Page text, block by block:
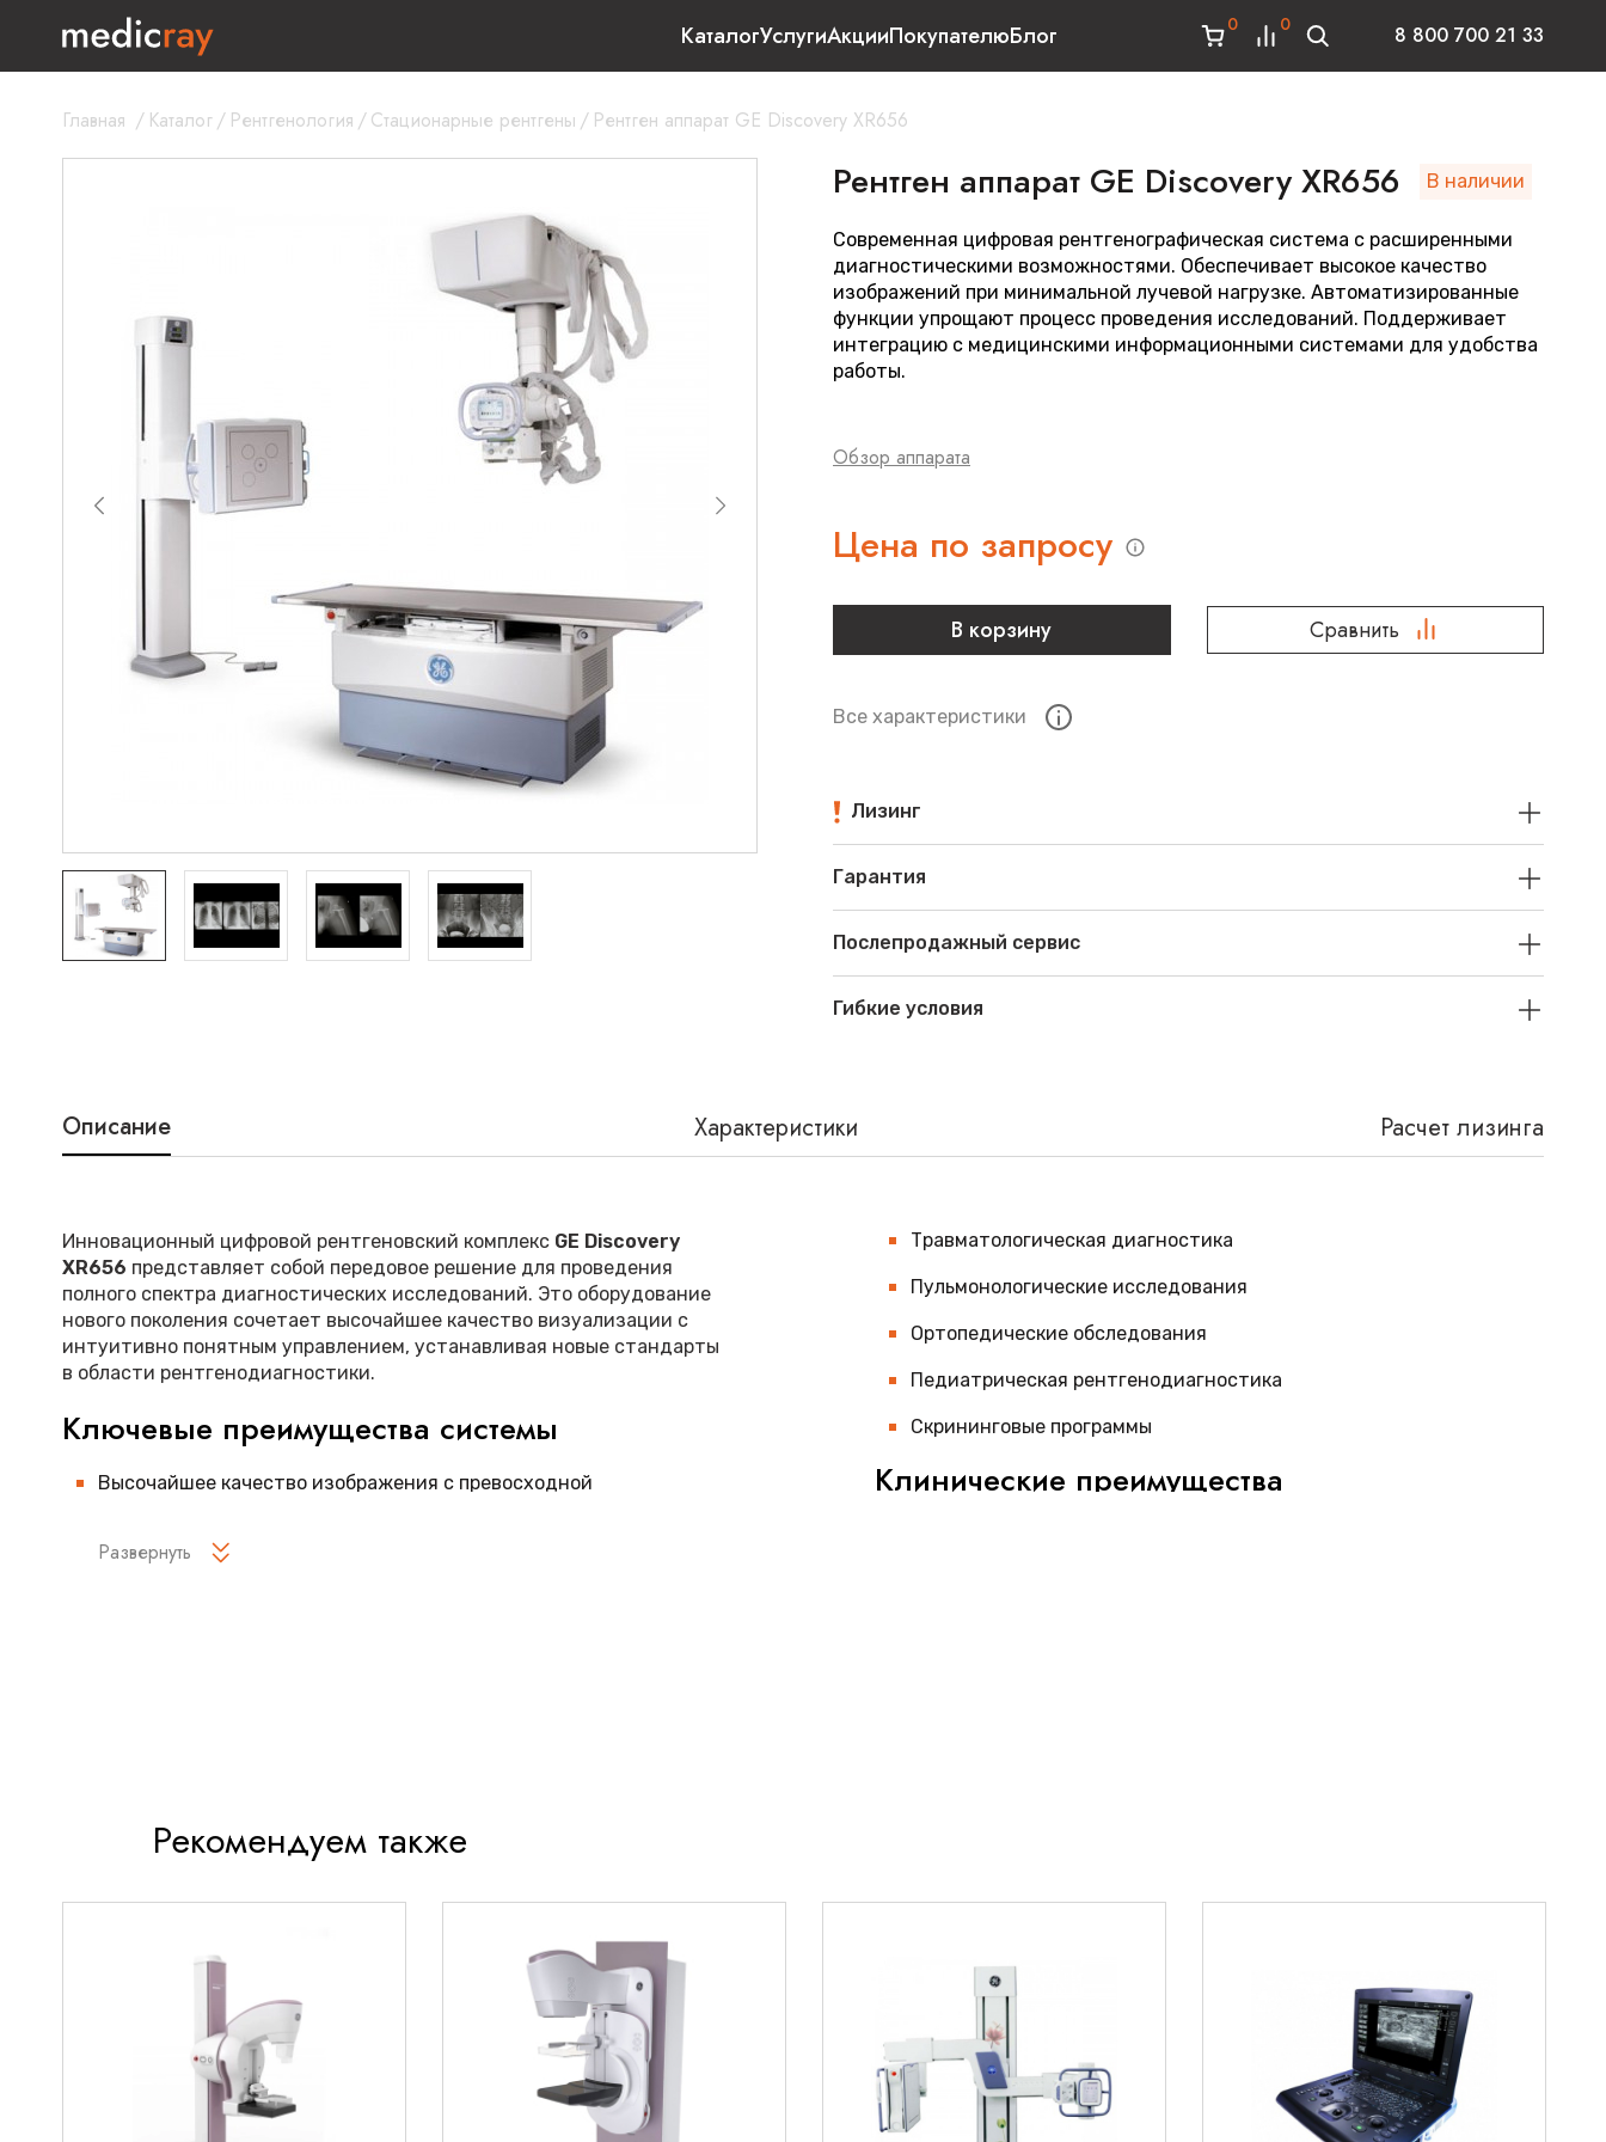
КаталогУслугиАкцииПокупателюБлог 0 0 8 800 700 21 33
Главная / Каталог/ Рентгенология /Стационарные рентгены / Рентген аппарат GE Discovery XR656
Рентген аппарат GE Discovery XR656 В наличии
Современная цифровая рентгенографическая система с расширенными
диагностическими возможностями. Обеспечивает высокое качество
изображений при минимальной лучевой нагрузке. Автоматизированные
функции упрощают процесс проведения исследований. Поддерживает
интеграцию с медицинскими информационными системами для удобства
работы.
Обзор аппарата
Цена по запросу
В корзину Сравнить
Все характеристики
Лизинг
Гарантия
Послепродажный сервис
Гибкие условия
Описание Характеристики Расчет лизинга
Инновационный цифровой рентгеновский комплекс GE Discovery
XR656 представляет собой передовое решение для проведения
полного спектра диагностических исследований. Это оборудование
нового поколения сочетает высочайшее качество визуализации с
интуитивно понятным управлением, устанавливая новые стандарты
в области рентгенодиагностики.
Ключевые преимущества системы
Высочайшее качество изображения с превосходной
Интеллектуальная система автоматической настройки
Надежная конструкция, рассчитанная на интенсивную
эксплуатацию
Технологические особенности
GE Discovery XR656
оснащен революционной системой обработки
изображений, обеспечивающей исключительную четкость и
контрастность снимков. Аппарат автоматически адаптирует
параметры исследования под анатомические особенности пациента
и конкретную диагностическую задачу. Инновационная система
позиционирования значительно упрощает процесс обследования
пациентов с ограниченной подвижностью.
Травматологическая диагностика
Пульмонологические исследования
Ортопедические обследования
Педиатрическая рентгенодиагностика
Скрининговые программы
Клинические преимущества
ценятся в современных диагностических центрах, ориентированных
Примеры использования
В ведущих медицинских центрах GE Discovery XR656успешно
применяется для проведения комплексных диагностических
программ. Система доказала свою эффективность при обследовании
пациентов с травмами, заболеваниями органов грудной клетки и
Развернуть
Рекомендуем также